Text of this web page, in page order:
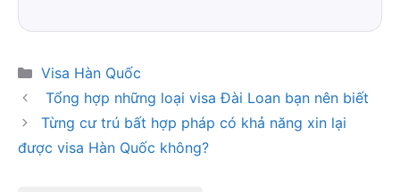
Danh
mục
Visa Hàn Quốc
Tổng hợp những loại visa Đài Loan bạn nên biết
Từng cư trú bất hợp pháp có khả năng xin lại
được visa Hàn Quốc không?